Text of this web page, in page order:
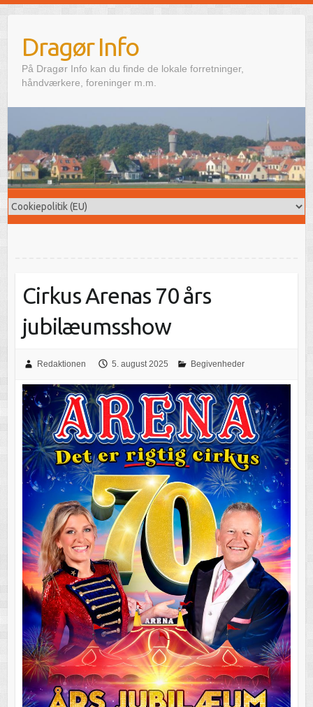
Dragør Info
På Dragør Info kan du finde de lokale forretninger,
håndværkere, foreninger m.m.
Cirkus Arenas 70 års
jubilæumsshow
Redaktionen 5. august 2025 Begivenheder